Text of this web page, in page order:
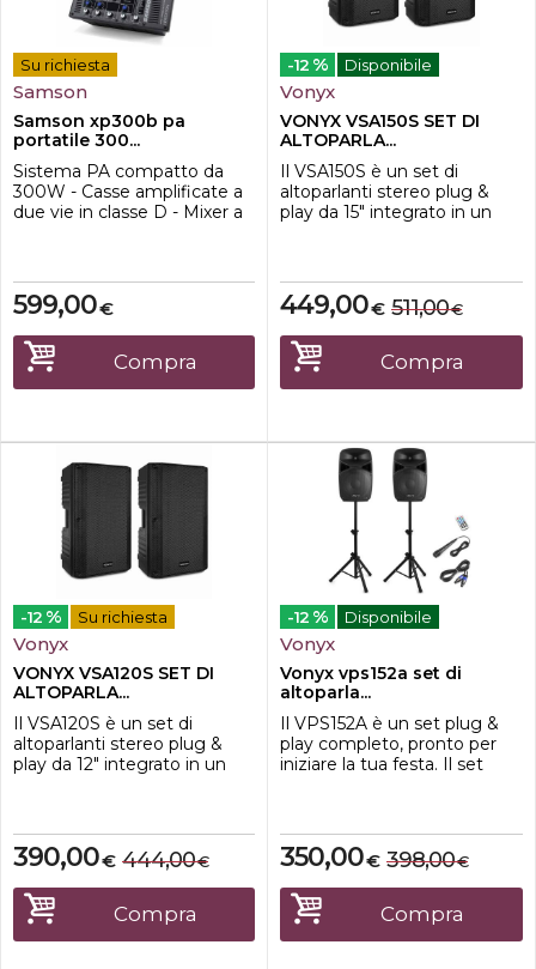
Su richiesta
Samson
Samson xp300b pa
portatile 300...
Sistema PA compatto da
300W - Casse amplificate a
due vie in classe D - Mixer a
mini jack stereo da 1/8'' -
Phantom power - Porta USB
per collegamento wireless
tramite Stage XPD1
(opzionale) - Connesione
Bluetooth - EQ bassi ...
€
599,00
Compra
-12 % Disponibile
Vonyx
VONYX VSA150S SET DI
ALTOPARLA...
Il VSA150S è un set di
altoparlanti stereo plug &
play da 15" integrato in un
con un potente
amplificatore stereo
integrato abbinato a uno
passivo da 15". Il modello
attivo ospita l'amplificatore
che ha un let...
€
449,00 €
511,00
Compra
-12 % Su richiesta
Vonyx
VONYX VSA120S SET DI
ALTOPARLA...
Il VSA120S è un set di
altoparlanti stereo plug &
play da 12" integrato in un
con un potente
amplificatore stereo
integrato abbinato a uno
passivo da 12". Il modello
attivo ospita l'amplificatore
che ha un let...
€
390,00 €
444,00
Compra
-12 % Disponibile
Vonyx
Vonyx vps152a set di
altoparla...
Il VPS152A è un set plug &
play completo, pronto per
iniziare la tua festa. Il set
Il modello attivo ospita
l'amplificatore che ha un
lettore USB/SD integrato e
tecnologia wireless BT per
riprodurre in streaming la tu...
€
350,00 €
398,00
Compra